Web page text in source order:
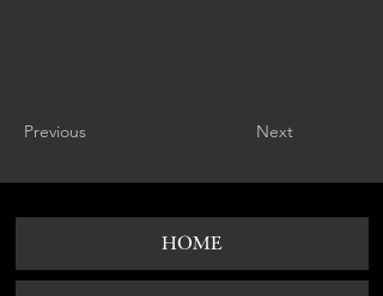
Previous Next
HOME